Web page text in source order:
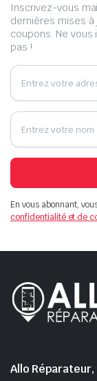
Inscrivez-vous
dernières mises
coupons. Ne
pas !
En vous abonnant,
confidentialité et de
Allo